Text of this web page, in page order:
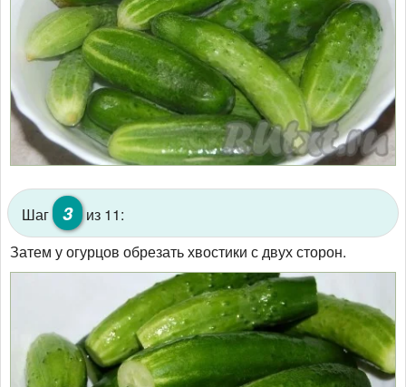
Шаг 3
из 11:
Затем у огурцов обрезать хвостики с двух сторон.